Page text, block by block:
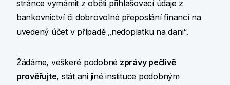
stránce vymámit z oběti přihlašovací údaje z
bankovnictví či dobrovolné přeposlání financí na
uvedený účet v případě „nedoplatku na dani“.
Žádáme, veškeré podobné zprávy pečlivě
prověřujte, stát ani jiné instituce podobným